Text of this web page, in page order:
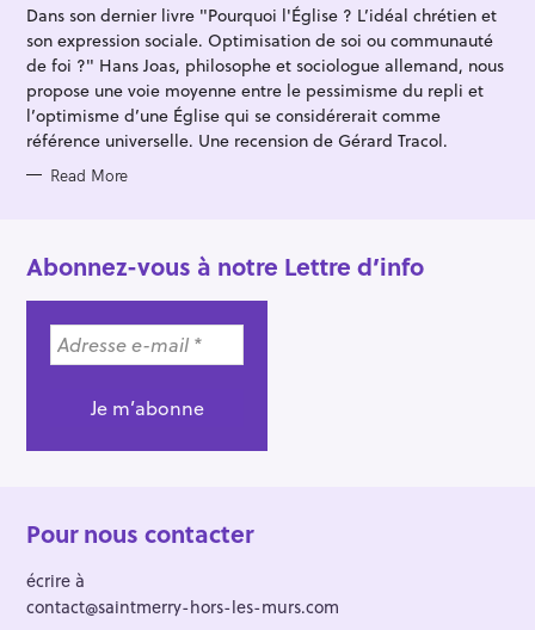
O
I
E
S
Dans son dernier livre "Pourquoi l'Église ? L’idéal chrétien et
son expression sociale. Optimisation de soi ou communauté
de foi ?" Hans Joas, philosophe et sociologue allemand, nous
propose une voie moyenne entre le pessimisme du repli et
l’optimisme d’une Église qui se considérerait comme
référence universelle. Une recension de Gérard Tracol.
Read More
Abonnez-vous à notre Lettre d’info
Pour nous contacter
écrire à
contact@saintmerry-hors-les-murs.com